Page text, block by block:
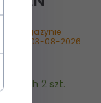
magazynie
03-08-2026
2 szt.